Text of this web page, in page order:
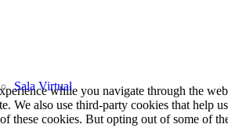
Sala Virtualwhile you navigate through the
We also use third-party cookies that help
these cookies. But opting out of some of